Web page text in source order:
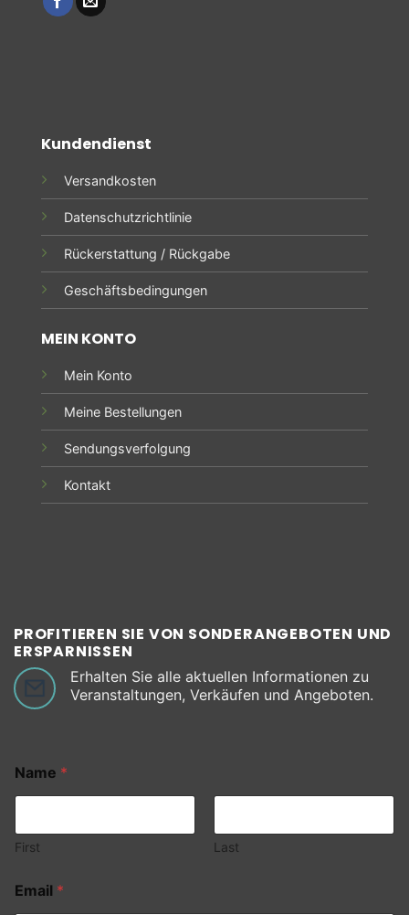
Kundendienst
Versandkosten
Datenschutzrichtlinie
Rückerstattung / Rückgabe
Geschäftsbedingungen
MEIN KONTO
Mein Konto
Meine Bestellungen
Sendungsverfolgung
Kontakt
PROFITIEREN SIE VON SONDERANGEBOTEN UND
ERSPARNISSEN
Erhalten Sie alle aktuellen Informationen zu
Veranstaltungen, Verkäufen und Angeboten.
Name *
First Last
Email *